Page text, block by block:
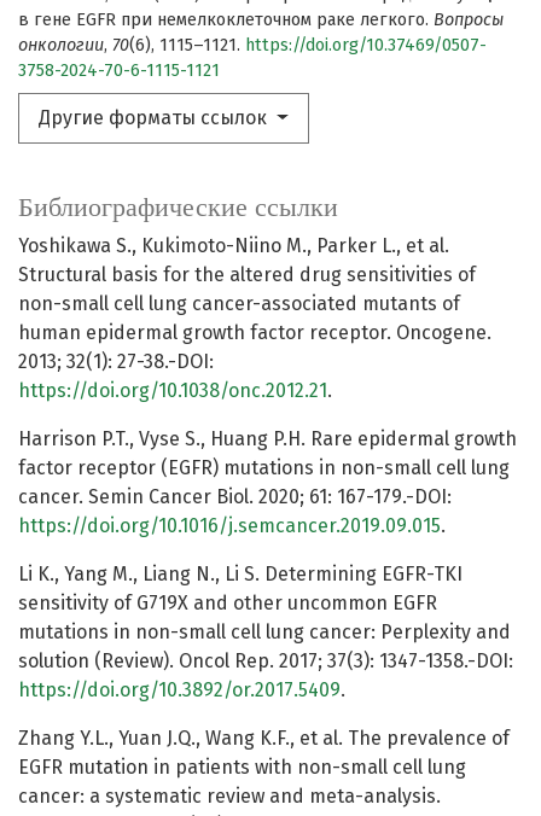
в гене EGFR при немелкоклеточном раке легкого. Вопросы
онкологии, 70(6), 1115–1121. https://doi.org/10.37469/0507-
3758-2024-70-6-1115-1121
Другие форматы ссылок
Библиографические ссылки
Yoshikawa S., Kukimoto-Niino M., Parker L., et al.
Structural basis for the altered drug sensitivities of
non-small cell lung cancer-associated mutants of
human epidermal growth factor receptor. Oncogene.
2013; 32(1): 27-38.-DOI:
https://doi.org/10.1038/onc.2012.21 .
Harrison P.T., Vyse S., Huang P.H. Rare epidermal growth
factor receptor (EGFR) mutations in non-small cell lung
cancer. Semin Cancer Biol. 2020; 61: 167-179.-DOI:
https://doi.org/10.1016/j.semcancer.2019.09.015.
Li K., Yang M., Liang N., Li S. Determining EGFR-TKI
sensitivity of G719X and other uncommon EGFR
mutations in non-small cell lung cancer: Perplexity and
solution (Review). Oncol Rep. 2017; 37(3): 1347-1358.-DOI:
https://doi.org/10.3892/or.2017.5409.
Zhang Y.L., Yuan J.Q., Wang K.F., et al. The prevalence of
EGFR mutation in patients with non-small cell lung
cancer: a systematic review and meta-analysis.